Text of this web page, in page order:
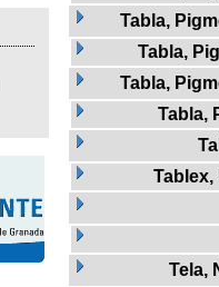
Tabla,
Tabla,
Tabla,
Tabla,
Tablex,
Tela,